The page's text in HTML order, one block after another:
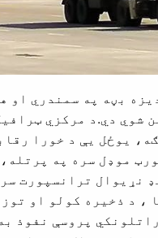
بڼه په سمندري
شوي دي.د مرکزي
یوځل یې د خورا
نړیوال ترانسپورت
د ذخیره کولو او
پروسې نفوذ